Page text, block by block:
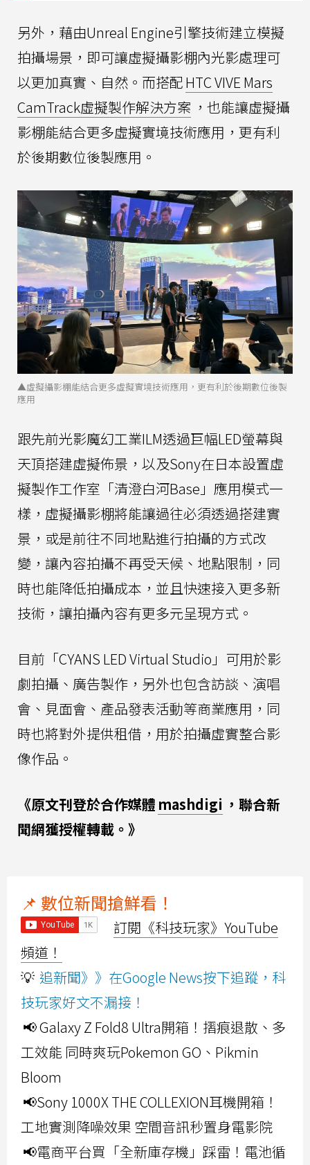
另外，藉由Unreal Engine引擎技術建立模擬
拍攝場景，即可讓虛擬攝影棚內光影處理可
以更加真實、自然。而搭配HTC VIVE Mars
CamTrack虛擬製作解決方案 ，也能讓虛擬攝
影棚能結合更多虛擬實境技術應用，更有利
於後期數位後製應用。
▲虛擬攝影棚能結合更多虛擬實境技術應用，更有利於後期數位後製
應用
跟先前光影魔幻工業ILM透過巨幅LED螢幕與
天頂搭建虛擬佈景，以及Sony在日本設置虛
擬製作工作室「清澄白河Base」應用模式一
樣，虛擬攝影棚將能讓過往必須透過搭建實
景，或是前往不同地點進行拍攝的方式改
變，讓內容拍攝不再受天候、地點限制，同
時也能降低拍攝成本，並且快速接入更多新
技術，讓拍攝內容有更多元呈現方式。
目前「CYANS LED Virtual Studio」可用於影
劇拍攝、廣告製作，另外也包含訪談、演唱
會、見面會、產品發表活動等商業應用，同
時也將對外提供租借，用於拍攝虛實整合影
像作品。
《原文刊登於合作媒體 mashdigi ，聯合新
聞網獲授權轉載。》
📌 數位新聞搶鮮看！
訂閱《科技玩家》YouTube
頻道！
💡 追新聞》》在Google News按下追蹤，科
技玩家好文不漏接！
📢 Galaxy Z Fold8 Ultra開箱！摺痕退散、多
工效能 同時爽玩Pokemon GO、Pikmin
Bloom
📢Sony 1000X THE COLLEXION耳機開箱！
工地實測降噪效果 空間音訊秒置身電影院
📢電商平台買「全新庫存機」踩雷！電池循